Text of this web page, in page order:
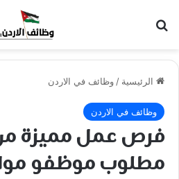
الرئيسية /وظائف في الاردن
وظائف في الاردن
فرص عمل مميزة
مطلوب موظفو